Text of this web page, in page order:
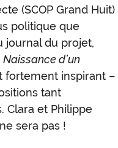
(SCOP Grand Huit)
politique que
journal du projet,
Naissance d’un
fortement inspirant –
tant
Clara et Philippe
sera pas !